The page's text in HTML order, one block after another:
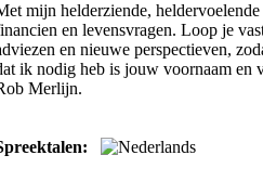
mijn helderziende,
en levensvragen. Loop je
en nieuwe perspectieven,
ik nodig heb is jouw voornaam en
Merlijn.